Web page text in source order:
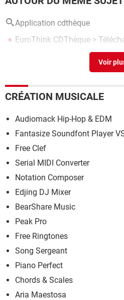
Application cdthèque
EuroThink CDThèque >
> Télécharger -
CRÉATION MUSICALE
Audiomack Hip-Hop & EDM
Fantasize Soundfont Player
Free Clef
Serial MIDI Converter
Notation Composer
Edjing DJ Mixer
BearShare Music
Peak Pro
Free Ringtones
Song Sergeant
Piano Perfect
Chords & Scales
Aria Maestosa